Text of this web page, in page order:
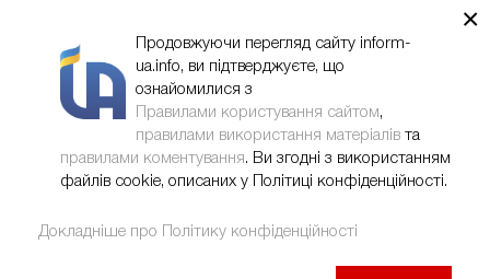
×
Продовжуючи перегляд сайту inform-
ua.info, ви підтверджуєте, що
ознайомилися з
Правилами користування сайтом,
правилами використання матеріалів та
правилами коментування. Ви згодні з використанням
файлів cookie, описаних у Політиці конфіденційності.
Докладніше про Політику конфіденційності